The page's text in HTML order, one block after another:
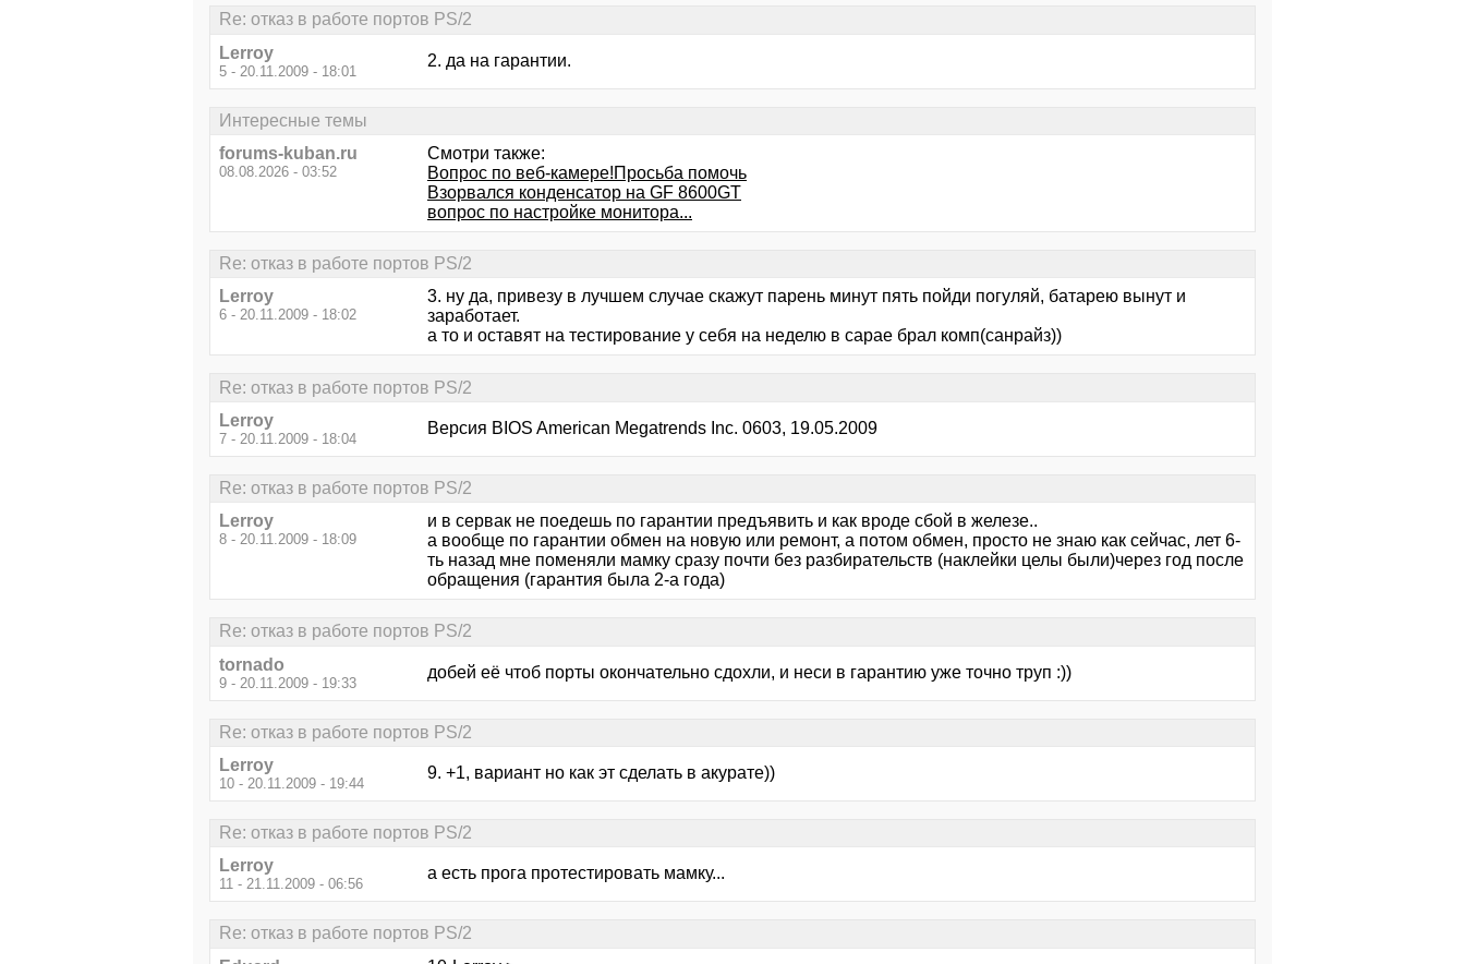
Re: отказ в работе портов PS/2
Lerroy
5 - 20.11.2009 - 18:01
2. да на гарантии.
Интересные темы
forums-kuban.ru
08.08.2026 - 03:52
Смотри также:
Вопрос по веб-камере!Просьба помочь
Взорвался конденсатор на GF 8600GT
вопрос по настройке монитора...
Re: отказ в работе портов PS/2
Lerroy
6 - 20.11.2009 - 18:02
3. ну да, привезу в лучшем случае скажут парень минут пять пойди погуляй, батарею вынут и
заработает.
а то и оставят на тестирование у себя на неделю в сарае брал комп(санрайз))
Re: отказ в работе портов PS/2
Lerroy
7 - 20.11.2009 - 18:04
Версия BIOS American Megatrends Inc. 0603, 19.05.2009
Re: отказ в работе портов PS/2
Lerroy
8 - 20.11.2009 - 18:09
и в сервак не поедешь по гарантии предъявить и как вроде сбой в железе..
а вообще по гарантии обмен на новую или ремонт, а потом обмен, просто не знаю как сейчас, лет 6-
ть назад мне поменяли мамку сразу почти без разбирательств (наклейки целы были)через год после
обращения (гарантия была 2-а года)
Re: отказ в работе портов PS/2
tornado
9 - 20.11.2009 - 19:33
добей её чтоб порты окончательно сдохли, и неси в гарантию уже точно труп :))
Re: отказ в работе портов PS/2
Lerroy
10 - 20.11.2009 - 19:44
9. +1, вариант но как эт сделать в акурате))
Re: отказ в работе портов PS/2
Lerroy
11 - 21.11.2009 - 06:56
а есть прога протестировать мамку...
Re: отказ в работе портов PS/2